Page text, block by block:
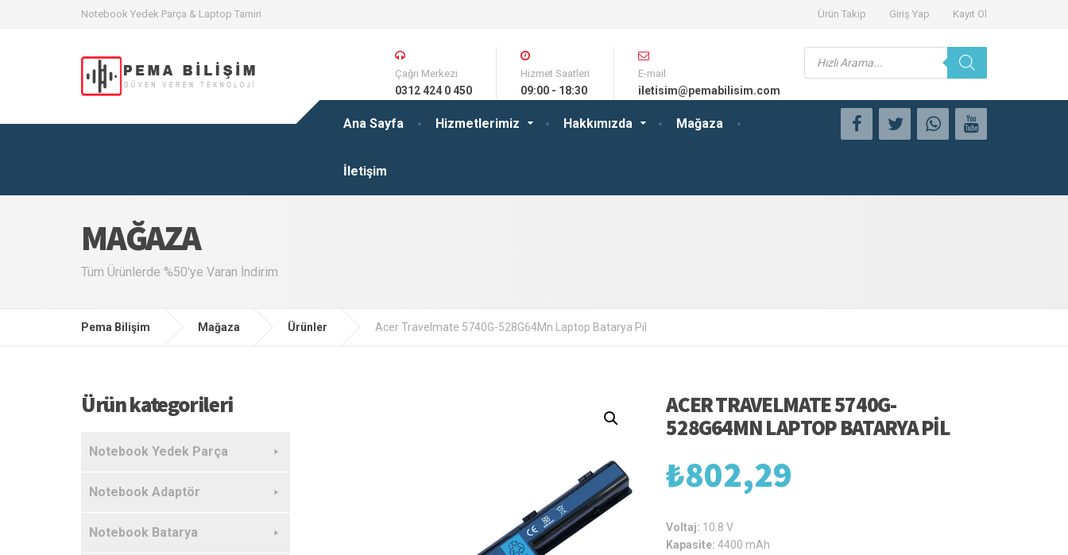
Notebook Yedek Parça & Laptop Tamiri Ürün Takip Giriş Yap Kayıt Ol
Ana Sayfa Hizmetlerimiz Hakkımızda Mağaza
İletişim
Çağrı Merkezi
0312 424 0 450
Hizmet Saatleri
09:00 - 18:30
E-mail
iletisim@pemabilisim.com
Products
search
MAĞAZA
Tüm Ürünlerde %50'ye Varan İndirim
Pema Bilişim Mağaza Ürünler Acer Travelmate 5740G-528G64Mn Laptop Batarya Pil
ACER TRAVELMATE 5740G-
528G64MN LAPTOP BATARYA PIL
₺802,29
Voltaj: 10.8 V
Kapasite:4400 mAh
Ürün kategorileri
Notebook Yedek Parça
Notebook Adaptör
Notebook Batarya